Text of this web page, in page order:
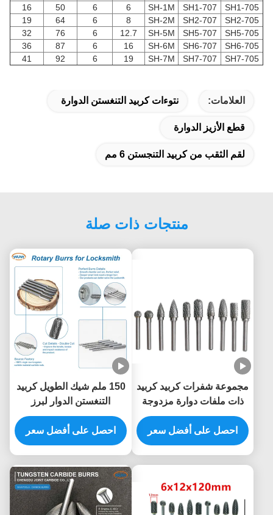
705-SH1
707-SH1
SH-1M
6
50
16
705-SH2
707-SH2
SH-2M
6
64
19
705-SH5
707-SH5
SH-5M
12.7
6
76
32
705-SH6
707-SH6
SH-6M
16
6
87
36
705-SH7
707-SH7
SH-7M
19
6
92
41
العلامات: نتوءات كربيد التنغستن الدوارة
قطع الأزيز الدوارة
لقم الثقب من كربيد التنجستن 6 مم
منتجات ذات صلة
مجموعة شفرات كربيد كربيد
ذات ملفات دوارة مزدوجة
القطع 50000 دورة في
الدقيقة
احصل على أفضل سعر
150 ملم شيك الطويل كربيد
التنغستن الدوار لبرز
المعالجة حفرة القفل العميق
مع أطول إضافية كربيد غلي
الصابون
احصل على أفضل سعر